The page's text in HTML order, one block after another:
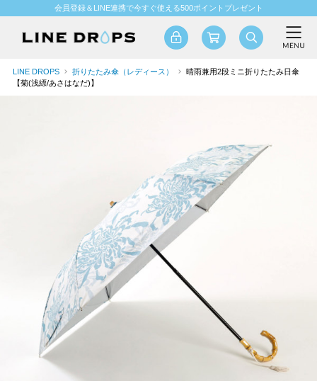
会員登録＆LINE連携で今すぐ使える500ポイントプレゼント
LINE DROPS 折りたたみ傘（レディース）
晴雨兼用2段ミニ折りたたみ日傘
【菊(浅縹/あさはなだ)】